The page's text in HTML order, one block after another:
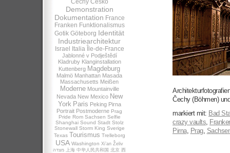
Čechy Česko
Demonstration
Dokumentation France
Franken Funktionalismus
Gotik Göteborg Identität
Industriearchitektur
Israel Italia Île-de-France
Jablonné v Podještědí
Kladruby Klanginstallation
Kuttenberg Magdeburg
Malmö Manhattan Masada
Massachusetts Meißen
Moderne Mountainville
Nevada New Mexico New
York Paris Peking Pirna
Portrait Postmoderne Prag
Pride Rom Sachsen Selfie
Shanghai Sound Stadt Stolz
Stonewall Storm King Sverige
Texas Tourismus Trelleborg
USA Washington Xi’an Želiv
מצדה
上海 中华人民共和国 北京 西
Čechy (Böhmen)
markiert mit: Bad
crazy vaults,
Pirna, Prag,